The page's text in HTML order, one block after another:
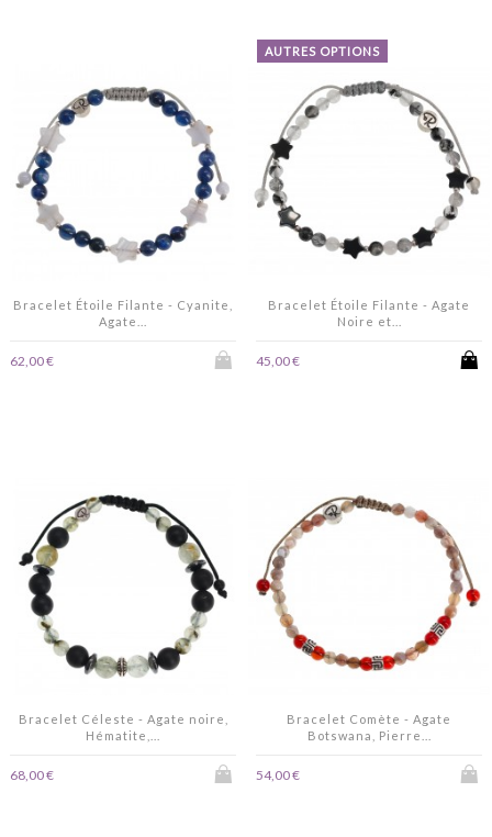
Bracelet Étoile Filante - Cyanite,
Agate...
62,00 €
AUTRES OPTIONS
Bracelet Étoile Filante - Agate
Noire et...
45,00 €
Bracelet Céleste - Agate noire,
Hématite,...
68,00 €
Bracelet Comète - Agate
Botswana, Pierre...
54,00 €